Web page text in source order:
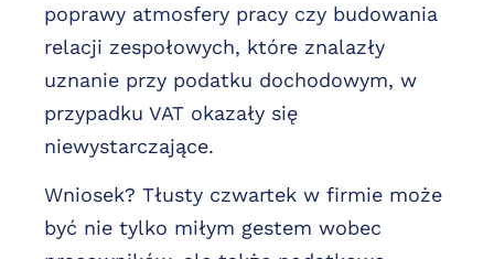
poprawy atmosfery pracy czy budowania
relacji zespołowych, które znalazły
uznanie przy podatku dochodowym, w
przypadku VAT okazały się
niewystarczające.
Wniosek? Tłusty czwartek w firmie może
być nie tylko miłym gestem wobec